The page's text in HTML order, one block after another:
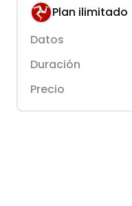
Plan ilimitado
Datos
Duración
Precio